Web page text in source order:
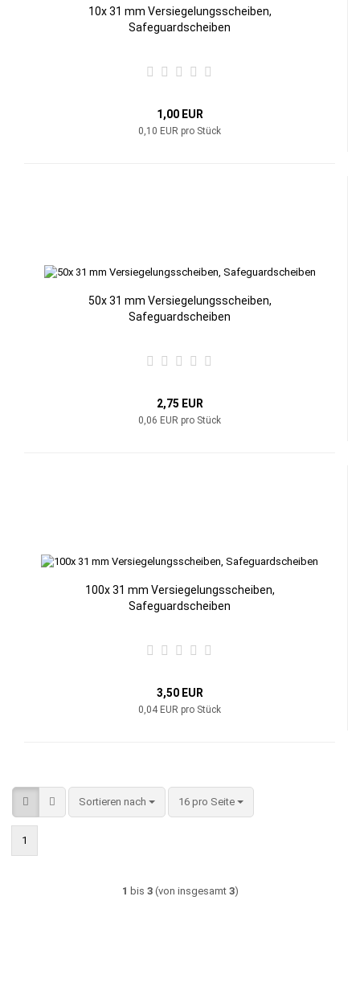
10x 31 mm Versiegelungsscheiben,
Safeguardscheiben
1,00 EUR
0,10 EUR pro Stück
50x 31 mm Versiegelungsscheiben,
Safeguardscheiben
2,75 EUR
0,06 EUR pro Stück
100x 31 mm Versiegelungsscheiben,
Safeguardscheiben
3,50 EUR
0,04 EUR pro Stück
Sortieren nach
Sortieren nach 16 pro Seite
pro Seite
1
1 bis 3(von insgesamt 3)